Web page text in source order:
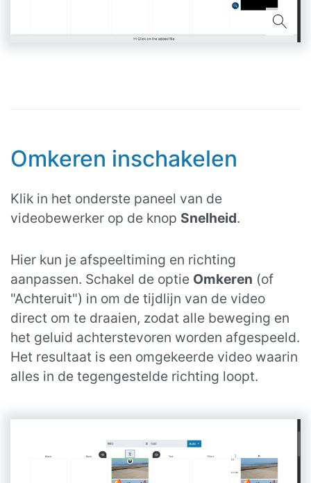
Omkeren inschakelen
Klik in het onderste paneel van de
videobewerker op de knop Snelheid.
Hier kun je afspeeltiming en richting
aanpassen. Schakel de optie Omkeren (of
"Achteruit") in om de tijdlijn van de video
direct om te draaien, zodat alle beweging en
het geluid achterstevoren worden afgespeeld.
Het resultaat is een omgekeerde video waarin
alles in de tegengestelde richting loopt.